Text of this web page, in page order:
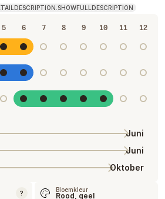
5 6 7 8 9 10 11 12
Juni
Juni
Oktober
? Bloemkleur
Rood, geel